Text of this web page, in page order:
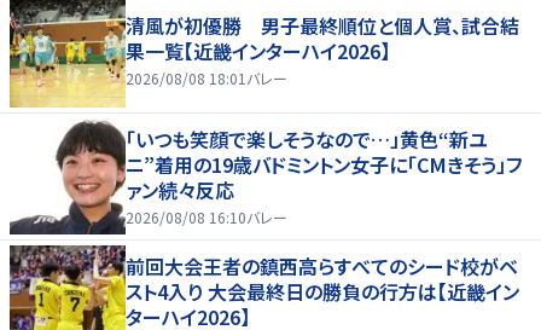
清風が初優勝 男子最終順位と個人賞、試合結
果一覧【近畿インターハイ2026】
2026/08/08 18:01 バレー
「いつも笑顔で楽しそうなので…」黄色“新ユ
ニ”着用の19歳バドミントン女子に「CMきそう」フ
ァン続々反応
2026/08/08 16:10バレー
前回大会王者の鎮西高らすべてのシード校がベ
スト4入り 大会最終日の勝負の行方は【近畿イン
ターハイ2026】